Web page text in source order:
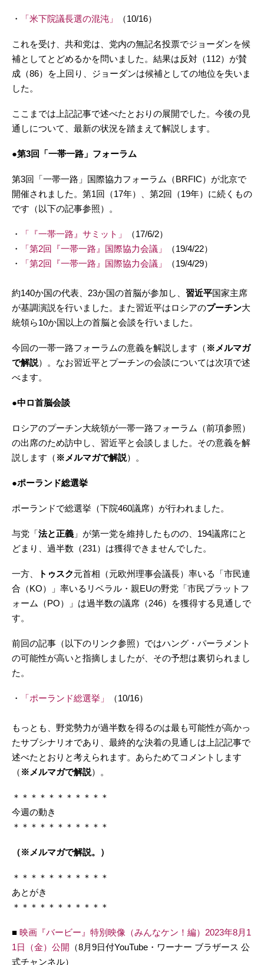
・ 「米下院議長選の混沌」 （10/16）
これを受け、共和党は、党内の無記名投票でジョーダンを候
補としてとどめるかを問いました。結果は反対（112）が賛
成（86）を上回り、ジョーダンは候補としての地位を失いま
した。
ここまでは上記記事で述べたとおりの展開でした。今後の見
通しについて、最新の状況を踏まえて解説します。
●第3回「一帯一路」フォーラム
第3回「一帯一路」国際協力フォーラム（BRFIC）が北京で
開催されました。第1回（17年）、第2回（19年）に続くもの
です（以下の記事参照）。
・ 「​『一帯一路』サミット」
（17/6/2）
・
「第2回『一帯一路』国際協力会議」
（19/4/22）
・
「第2回『一帯一路』国際協力会議」 （19/4/29）
約140か国の代表、23か国の首脳が参加し、 習近平国家主席
が基調演説を行いました。また習近平はロシアのプーチン大
統領ら10か国以上の首脳と会談を行いました。
今回の一帯一路フォーラムの意義を解説します（ ※メルマガ
で解説）。なお習近平とプーチンの会談については次項で述
べます。
●中ロ首脳会談
ロシアのプーチン大統領が一帯一路フォーラム（前項参照）
の出席のため訪中し、習近平と会談しました。その意義を解
説します（ ※メルマガで解説）。
●ポーランド総選挙
ポーランドで総選挙（下院460議席）が行われました。
与党「法と正義 」が第一党を維持したものの、194議席にと
どまり、過半数（231）は獲得できませんでした。
一方、 トゥスク元首相（元欧州理事会議長）率いる「市民連
合（KO）」率いるリベラル・親EUの野党「市民プラットフ
ォーム（PO）」は過半数の議席（246）を獲得する見通しで
す。
前回の記事（以下のリンク参照）ではハング・パーラメント
の可能性が高いと指摘しましたが、その予想は裏切られまし
た。
・ 「ポーランド総選挙」 （10/16）
もっとも、野党勢力が過半数を得るのは最も可能性が高かっ
たサブシナリオであり、最終的な決着の見通しは上記記事で
述べたとおりと考えられます。あらためてコメントします
（ ※メルマガで解説）。
＊＊＊＊＊＊＊＊＊＊＊
今週の動き
＊＊＊＊＊＊＊＊＊＊＊
（※メルマガで解説。）
＊＊＊＊＊＊＊＊＊＊＊
あとがき
＊＊＊＊＊＊＊＊＊＊＊
■ 映画『バービー』特別映像（みんなケン！編）2023年8月1
1日（金）公開 （8月9日付YouTube・ワーナー ブラザース 公
式チャンネル）